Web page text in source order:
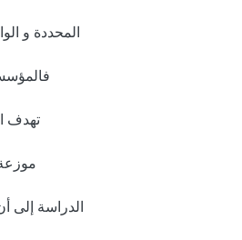
المحددة و
تهدف
الدراسة إلى